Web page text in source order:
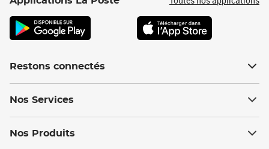
Restons connectés
Nos Services
Nos Produits